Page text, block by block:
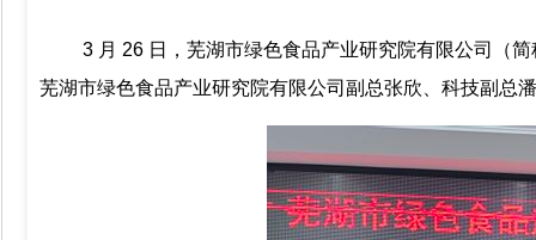
3 月 26 日，芜湖市绿色食品产业研究院有限公司（
芜湖市绿色食品产业研究院有限公司副总张欣、科技副总